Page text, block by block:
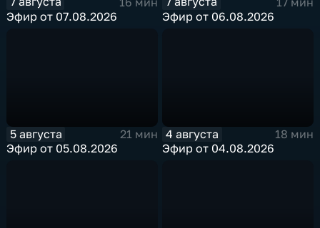
Эфир от 07.08.2026
Эфир от 06.08.2026
5 августа
21 мин
Эфир от 05.08.2026
4 августа
18 мин
Эфир от 04.08.2026